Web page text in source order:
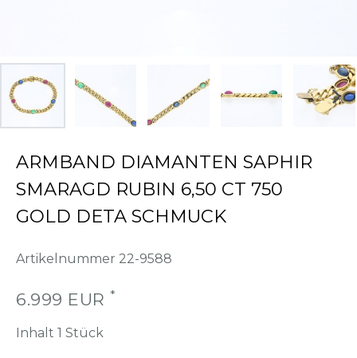
ARMBAND DIAMANTEN SAPHIR
SMARAGD RUBIN 6,50 CT 750
GOLD DETA SCHMUCK
Artikelnummer 22-9588
6.999 EUR *
Inhalt 1 Stück